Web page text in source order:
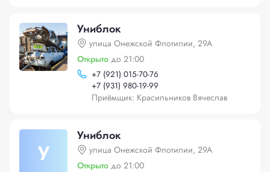
Униблок
улица Онежской Флотилии, 29А
Открыто до 21:00
+7 (921) 015-70-76
+7 (931) 980-19-99
Приёмщик: Красильников Вячеслав
У
Униблок
улица Онежской Флотилии, 29А
Открыто до 21:00